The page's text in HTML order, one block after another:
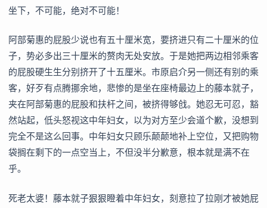
坐下，不可能，绝对不可能！
阿部菊惠的屁股少说也有五十厘米宽，要挤进只有二十厘米的位
子，势必多出三十厘米的赘肉无处安放。于是她把两边相邻乘客
的屁股硬生生分别挤开了十五厘米。市原启介另一侧还有别的乘
客，好歹有点腾挪余地，悲惨的是坐在座椅最边上的藤本就子，
夹在阿部菊惠的屁股和扶杆之间，被挤得够戗。她忍无可忍，豁
然站起，低头怒视这中年妇女，以为对方至少会道个歉，没想到
完全不是这么回事。中年妇女只顾乐颠颠地补上空位，又把购物
袋搁在剩下的一点空当上，不但没半分歉意，根本就是满不在
乎。
死老太婆！藤本就子狠狠瞪着中年妇女，刻意拉了拉刚才被她屁